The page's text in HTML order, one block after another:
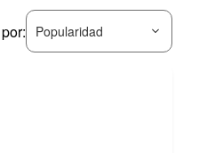
Popularidad